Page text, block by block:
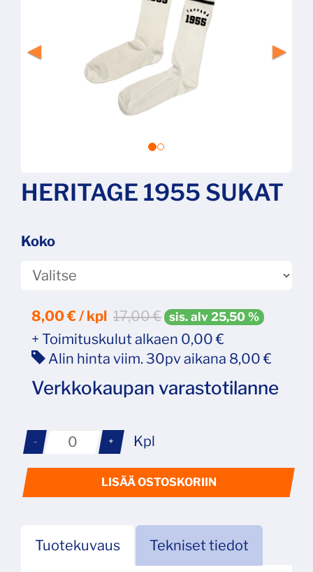
HERITAGE 1955 SUKAT
Koko
8,00€ / kpl 17,00 € sis. alv 25,50 %
+ Toimituskulut alkaen 0,00 €
Alin hinta viim. 30pv aikana 8,00 €
Verkkokaupan varastotilanne
- + Kpl
LISÄÄ OSTOSKORIIN
Tuotekuvaus Tekniset tiedot